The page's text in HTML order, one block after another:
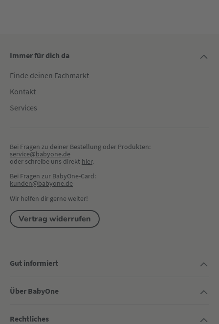
Immer für dich da
Finde deinen Fachmarkt
Kontakt
Services
Bei Fragen zu deiner Bestellung oder Produkten:
service@babyone.de
oder schreibe uns direkt hier.
Bei Fragen zur BabyOne-Card:
kunden@babyone.de
Wir helfen dir gerne weiter!
Vertrag widerrufen
Gut informiert
Über BabyOne
Rechtliches